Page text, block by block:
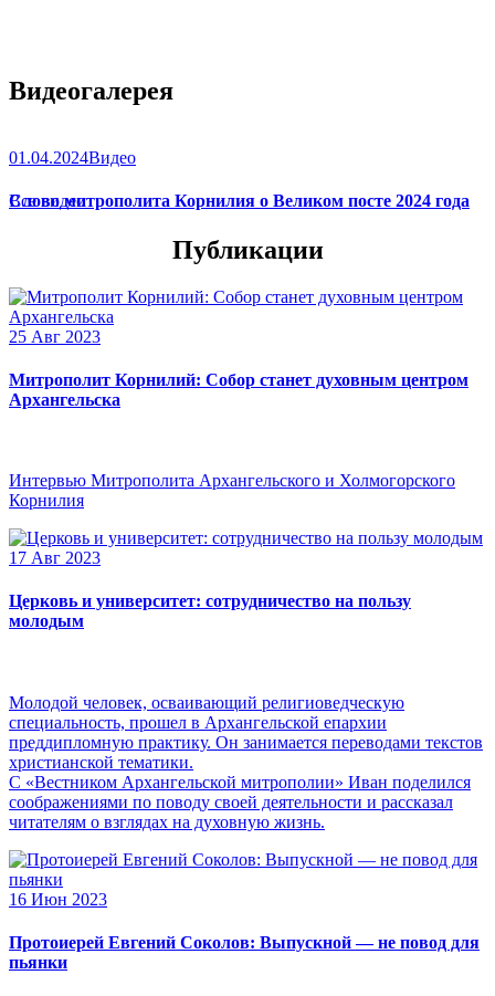
Видеогалерея
01.04.2024Видео
Слово митрополита Корнилия о Великом посте 2024 года
Все видео
Публикации
25 Авг 2023
Митрополит Корнилий: Собор станет духовным центром
Архангельска
Интервью Митрополита Архангельского и Холмогорского
Корнилия
17 Авг 2023
Церковь и университет: сотрудничество на пользу
молодым
Молодой человек, осваивающий религиоведческую
специальность, прошел в Архангельской епархии
преддипломную практику. Он занимается переводами текстов
христианской тематики.
С «Вестником Архангельской митрополии» Иван поделился
соображениями по поводу своей деятельности и рассказал
читателям о взглядах на духовную жизнь.
16 Июн 2023
Протоиерей Евгений Соколов: Выпускной — не повод для
пьянки